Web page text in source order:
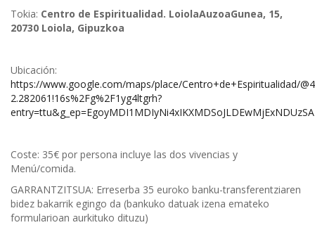
Tokia: Centro de Espiritualidad. LoiolaAuzoaGunea, 15,
20730 Loiola, Gipuzkoa
Ubicación:
https://www.google.com/maps/place/Centro+de+Espiritualidad/
2.282061!16s%2Fg%2F1yg4ltgrh?
Coste: 35€ por persona incluye las dos vivencias y
Menú/comida.
GARRANTZITSUA: Erreserba 35 euroko banku-transferentziaren
bidez bakarrik egingo da (bankuko datuak izena emateko
formularioan aurkituko dituzu)